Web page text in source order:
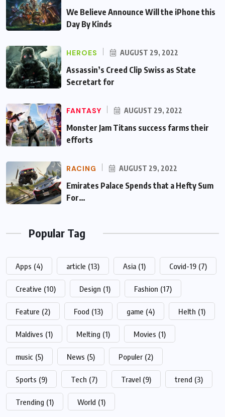
We Believe Announce Will the iPhone this
Day By Kinds
HEROES AUGUST 29, 2022
Assassin’s Creed Clip Swiss as State
Secretart for
FANTASY AUGUST 29, 2022
Monster Jam Titans success farms their
efforts
RACING AUGUST 29, 2022
Emirates Palace Spends that a Hefty Sum
For…
Popular Tag
Apps (4) article (13) Asia (1) Covid-19 (7)
Creative (10) Design (1) Fashion (17)
Feature (2) Food (13) game (4) Helth (1)
Maldives (1) Melting (1) Movies (1)
music (5) News (5) Populer (2)
Sports (9) Tech (7) Travel (9) trend (3)
Trending (1) World (1)